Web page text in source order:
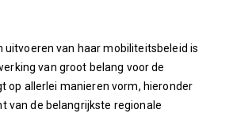
uitvoeren van haar mobiliteitsbeleid is
van groot belang voor de
op allerlei manieren vorm, hieronder
van de belangrijkste regionale